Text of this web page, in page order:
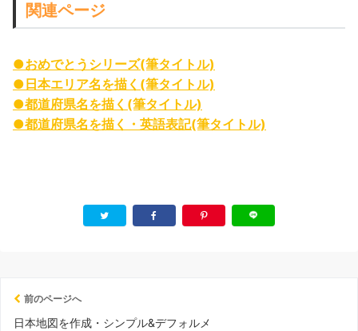
関連ページ
●おめでとうシリーズ(筆タイトル)
●日本エリア名を描く(筆タイトル)
●都道府県名を描く(筆タイトル)
●都道府県名を描く・英語表記(筆タイトル)
前のページへ
日本地図を作成・シンプル&デフォルメ